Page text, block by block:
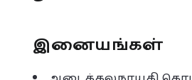
இனையங்கள்